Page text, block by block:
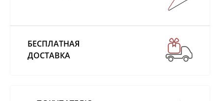
БЕСПЛАТНАЯ
ДОСТАВКА